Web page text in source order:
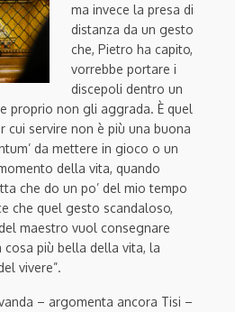
ma invece la presa di
distanza da un gesto
che, Pietro ha capito,
vorrebbe portare i
discepoli dentro un
proprio non gli aggrada. È quel
cui servire non è più una buona
da mettere in gioco o un
della vita, quando
che do un po’ del mio tempo
che quel gesto scandaloso,
maestro vuol consegnare
più bella della vita, la
vivere”.
– argomenta ancora Tisi –